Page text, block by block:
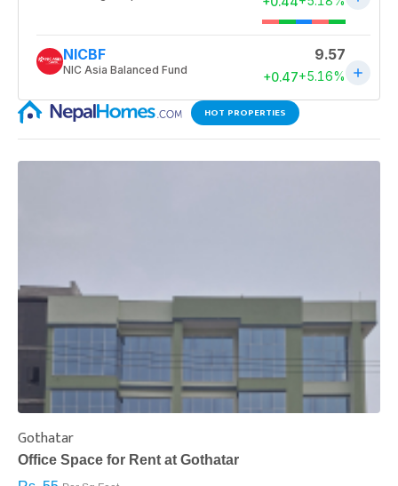
HOT PROPERTIES
Gothatar
Office Space for Rent at Gothatar